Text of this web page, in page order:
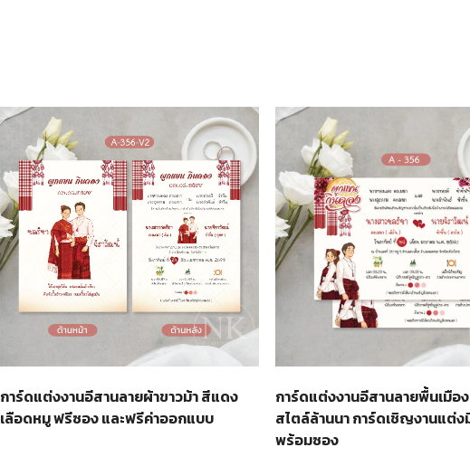
การ์ดแต่งงานอีสานลายผ้าขาวม้า สีแดง
เลือดหมู ฟรีซอง และฟรีค่าออกแบบ
การ์ดแต่งงานอีสานลายพื้นเมือ
สไตล์ล้านนา การ์ดเชิญงานแต่
พร้อมซอง